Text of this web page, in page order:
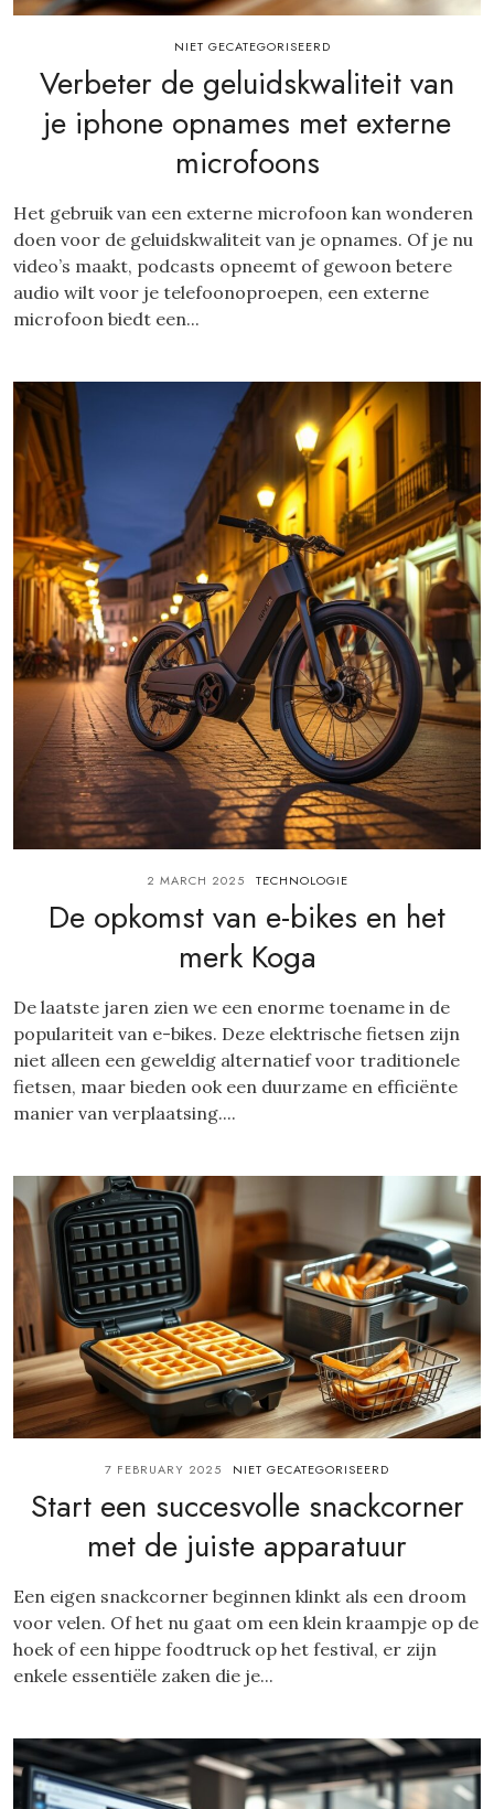
NIET GECATEGORISEERD
Verbeter de geluidskwaliteit van
je iphone opnames met externe
microfoons
Het gebruik van een externe microfoon kan wonderen
doen voor de geluidskwaliteit van je opnames. Of je nu
video’s maakt, podcasts opneemt of gewoon betere
audio wilt voor je telefoonoproepen, een externe
microfoon biedt een...
2 MARCH 2025 TECHNOLOGIE
De opkomst van e-bikes en het
merk Koga
De laatste jaren zien we een enorme toename in de
populariteit van e-bikes. Deze elektrische fietsen zijn
niet alleen een geweldig alternatief voor traditionele
fietsen, maar bieden ook een duurzame en efficiënte
manier van verplaatsing....
7 FEBRUARY 2025 NIET GECATEGORISEERD
Start een succesvolle snackcorner
met de juiste apparatuur
Een eigen snackcorner beginnen klinkt als een droom
voor velen. Of het nu gaat om een klein kraampje op de
hoek of een hippe foodtruck op het festival, er zijn
enkele essentiële zaken die je...